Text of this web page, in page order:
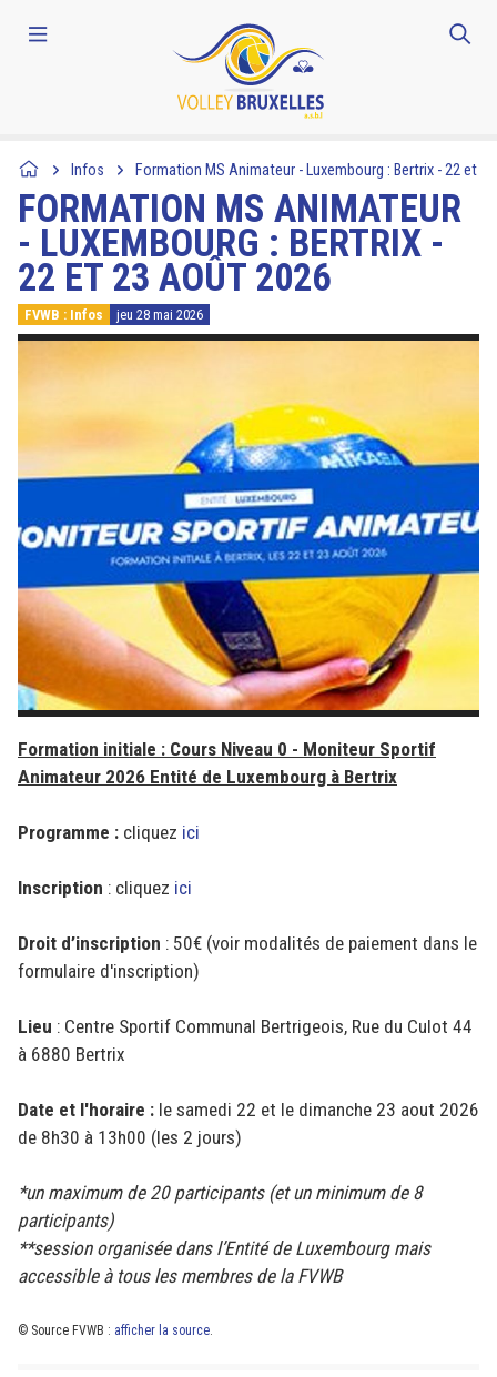
Infos Formation MS Animateur - Luxembourg : Bertrix - 22 et
FORMATION MS ANIMATEUR
- LUXEMBOURG : BERTRIX -
22 ET 23 AOÛT 2026
FVWB : Infos jeu 28 mai 2026
Formation initiale : Cours Niveau 0 - Moniteur Sportif
Animateur 2026 Entité de Luxembourg à Bertrix
Programme : cliquez ici
Inscription : cliquez ici
Droit d’inscription : 50€ (voir modalités de paiement dans le
formulaire d'inscription)
Lieu : Centre Sportif Communal Bertrigeois, Rue du Culot 44
à 6880 Bertrix
Date et l'horaire : le samedi 22 et le dimanche 23 aout 2026
de 8h30 à 13h00 (les 2 jours)
*un maximum de 20 participants (et un minimum de 8
participants)
**session organisée dans l’Entité de Luxembourg mais
accessible à tous les membres de la FVWB
© Source FVWB : afficher la source.